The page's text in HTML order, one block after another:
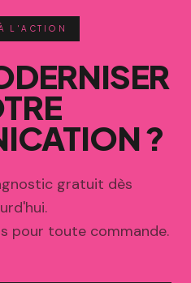
L'ACTION
?
gratuit dès
pour toute commande.